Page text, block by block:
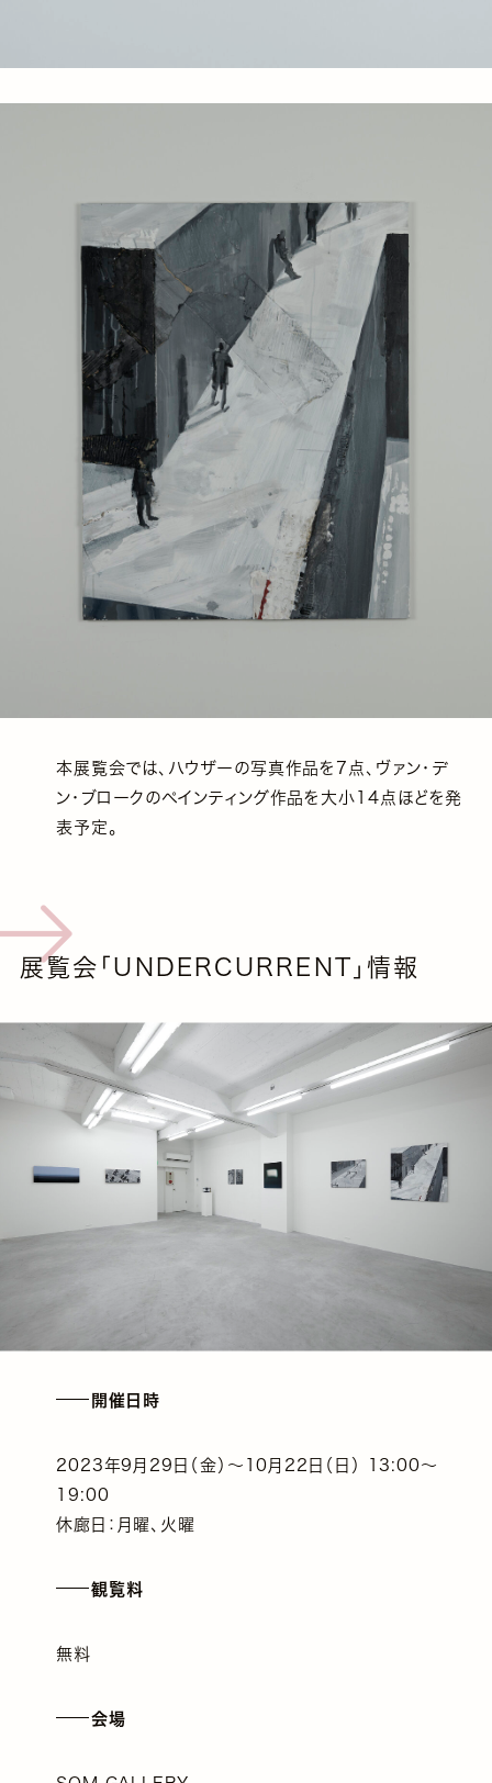
本展覧会では、ハウザーの写真作品を7点、ヴァン・デ
ン・ブロークのペインティング作品を大小14点ほどを発
表予定。
展覧会「UNDERCURRENT」情報
開催日時
2023年9月29日（金）～10月22日（日） 13:00～
19:00
休廊日：月曜、火曜
観覧料
無料
会場